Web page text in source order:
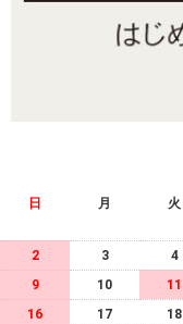
日 月 火
2
3 4
9
10 11
16
17 18